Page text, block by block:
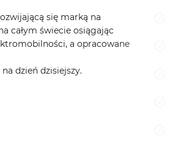
się marką na
całym świecie osiągając
a opracowane
dzień dzisiejszy.